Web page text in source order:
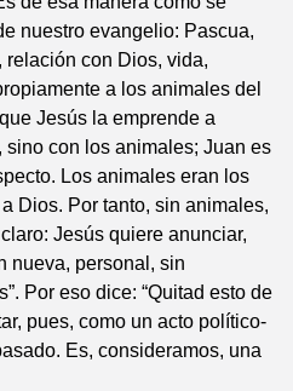
nuestro evangelio: Pascua,
con Dios, vida,
a los animales del
Jesús la emprende a
sino con los animales; Juan es
Los animales eran los
Dios. Por tanto, sin animales,
Jesús quiere anunciar,
nueva, personal, sin
Por eso dice: “Quitad esto de
pues, como un acto político-
Es, consideramos, una